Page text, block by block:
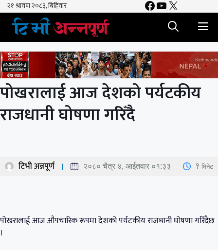
Skip
content
Facebook
YouTube
X
पोखरालाई आज देशको पर्यटकीय
राजधानी घोषणा गरिँदै
टिभी अन्नपूर्ण २०८० चैत्र ४, आईतवार ०१:३३ 1 मिनेट
पोखरालाई आज औपचारिक रूपमा देशको पर्यटकीय राजधानी घोषणा गरिँदैछ
।